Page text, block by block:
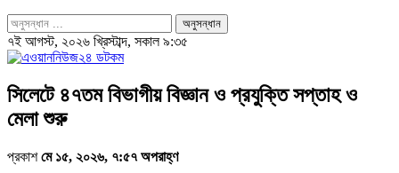
৭ই আগস্ট, ২০২৬ খ্রিস্টাব্দ, সকাল ৯:৩৫
সিলেটে ৪৭তম বিভাগীয় বিজ্ঞান ও প্রযুক্তি সপ্তাহ ও
মেলা শুরু
প্রকাশমে ১৫, ২০২৬, ৭:৫৭ অপরাহ্ণ